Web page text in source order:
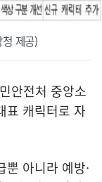
제공)
안전처 중앙소
표 캐릭터로 자
뿐 아니라 예방·